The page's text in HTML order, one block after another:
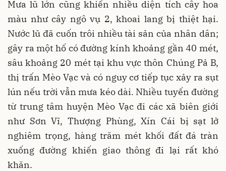
Mưa lũ lớn cũng khiến nhiều diện tích cây hoa
màu như cây ngô vụ 2, khoai lang bị thiệt hại.
Nước lũ đã cuốn trôi nhiều tài sản của nhân dân;
gây ra một hố có đường kính khoảng gần 40 mét,
sâu khoảng 20 mét tại khu vực thôn Chúng Pả B,
thị trấn Mèo Vạc và có nguy cơ tiếp tục xảy ra sụt
lún nếu trời vẫn mưa kéo dài. Nhiều tuyến đường
từ trung tâm huyện Mèo Vạc đi các xã biên giới
như Sơn Vĩ, Thượng Phùng, Xín Cái bị sạt lở
nghiêm trọng, hàng trăm mét khối đất đá tràn
xuống đường khiến giao thông đi lại rất khó
khăn.